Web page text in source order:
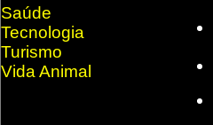
Saúde
Tecnologia
Turismo
Vida Animal